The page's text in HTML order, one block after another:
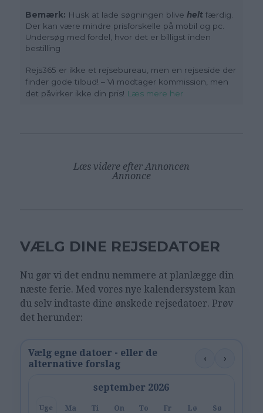
Bemærk: Husk at lade søgningen blive helt færdig.
Der kan være mindre prisforskelle på mobil og pc.
Undersøg med fordel, hvor det er billigst inden
bestilling
Rejs365 er ikke et rejsebureau, men en rejseside der
finder gode tilbud! – Vi modtager kommission, men
det påvirker ikke din pris! Læs mere her
Læs videre efter Annoncen
Annonce
VÆLG DINE REJSEDATOER
Nu gør vi det endnu nemmere at planlægge din
næste ferie. Med vores nye kalendersystem kan
du selv indtaste dine ønskede rejsedatoer. Prøv
det herunder:
Vælg egne datoer - eller de
alternative forslag
‹ ›
september 2026
Uge Ma Ti On To Fr Lø Sø